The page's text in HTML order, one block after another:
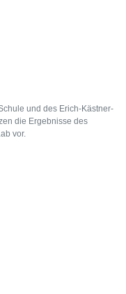
und des Erich-Kästner-
die Ergebnisse des
vor.